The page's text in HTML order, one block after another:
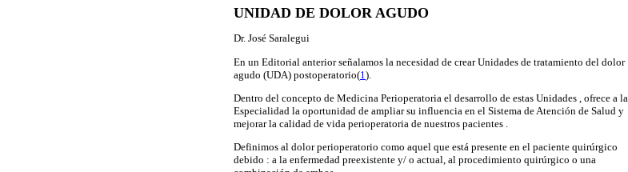
UNIDAD DE DOLOR AGUDO
Dr. José Saralegui
En un Editorial anterior señalamos la necesidad de crear Unidades de tratamiento del dolor
agudo (UDA) postoperatorio(1 ).
Dentro del concepto de Medicina Perioperatoria el desarrollo de estas Unidades , ofrece a la
Especialidad la oportunidad de ampliar su influencia en el Sistema de Atención de Salud y
mejorar la calidad de vida perioperatoria de nuestros pacientes .
Definimos al dolor perioperatorio como aquel que está presente en el paciente quirúrgico
debido : a la enfermedad preexistente y/ o actual, al procedimiento quirúrgico o una